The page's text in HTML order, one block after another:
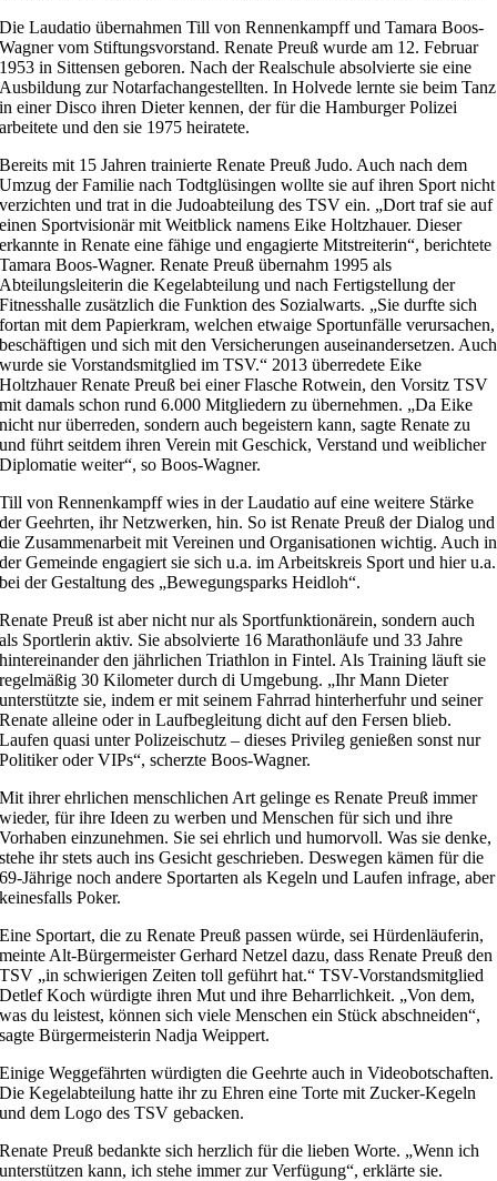
Die Laudatio übernahmen Till von Rennenkampff und Tamara Boos-
Wagner vom Stiftungsvorstand. Renate Preuß wurde am 12. Februar
1953 in Sittensen geboren. Nach der Realschule absolvierte sie eine
Ausbildung zur Notarfachangestellten. In Holvede lernte sie beim Tanz
in einer Disco ihren Dieter kennen, der für die Hamburger Polizei
arbeitete und den sie 1975 heiratete.
Bereits mit 15 Jahren trainierte Renate Preuß Judo. Auch nach dem
Umzug der Familie nach Todtglüsingen wollte sie auf ihren Sport nicht
verzichten und trat in die Judoabteilung des TSV ein. „Dort traf sie auf
einen Sportvisionär mit Weitblick namens Eike Holtzhauer. Dieser
erkannte in Renate eine fähige und engagierte Mitstreiterin“, berichtete
Tamara Boos-Wagner. Renate Preuß übernahm 1995 als
Abteilungsleiterin die Kegelabteilung und nach Fertigstellung der
Fitnesshalle zusätzlich die Funktion des Sozialwarts. „Sie durfte sich
fortan mit dem Papierkram, welchen etwaige Sportunfälle verursachen,
beschäftigen und sich mit den Versicherungen auseinandersetzen. Auch
wurde sie Vorstandsmitglied im TSV.“ 2013 überredete Eike
Holtzhauer Renate Preuß bei einer Flasche Rotwein, den Vorsitz TSV
mit damals schon rund 6.000 Mitgliedern zu übernehmen. „Da Eike
nicht nur überreden, sondern auch begeistern kann, sagte Renate zu
und führt seitdem ihren Verein mit Geschick, Verstand und weiblicher
Diplomatie weiter“, so Boos-Wagner.
Till von Rennenkampff wies in der Laudatio auf eine weitere Stärke
der Geehrten, ihr Netzwerken, hin. So ist Renate Preuß der Dialog und
die Zusammenarbeit mit Vereinen und Organisationen wichtig. Auch in
der Gemeinde engagiert sie sich u.a. im Arbeitskreis Sport und hier u.a.
bei der Gestaltung des „Bewegungsparks Heidloh“.
Renate Preuß ist aber nicht nur als Sportfunktionärein, sondern auch
als Sportlerin aktiv. Sie absolvierte 16 Marathonläufe und 33 Jahre
hintereinander den jährlichen Triathlon in Fintel. Als Training läuft sie
regelmäßig 30 Kilometer durch di Umgebung. „Ihr Mann Dieter
unterstützte sie, indem er mit seinem Fahrrad hinterherfuhr und seiner
Renate alleine oder in Laufbegleitung dicht auf den Fersen blieb.
Laufen quasi unter Polizeischutz – dieses Privileg genießen sonst nur
Politiker oder VIPs“, scherzte Boos-Wagner.
Mit ihrer ehrlichen menschlichen Art gelinge es Renate Preuß immer
wieder, für ihre Ideen zu werben und Menschen für sich und ihre
Vorhaben einzunehmen. Sie sei ehrlich und humorvoll. Was sie denke,
stehe ihr stets auch ins Gesicht geschrieben. Deswegen kämen für die
69-Jährige noch andere Sportarten als Kegeln und Laufen infrage, aber
keinesfalls Poker.
Eine Sportart, die zu Renate Preuß passen würde, sei Hürdenläuferin,
meinte Alt-Bürgermeister Gerhard Netzel dazu, dass Renate Preuß den
TSV „in schwierigen Zeiten toll geführt hat.“ TSV-Vorstandsmitglied
Detlef Koch würdigte ihren Mut und ihre Beharrlichkeit. „Von dem,
was du leistest, können sich viele Menschen ein Stück abschneiden“,
sagte Bürgermeisterin Nadja Weippert.
Einige Weggefährten würdigten die Geehrte auch in Videobotschaften.
Die Kegelabteilung hatte ihr zu Ehren eine Torte mit Zucker-Kegeln
und dem Logo des TSV gebacken.
Renate Preuß bedankte sich herzlich für die lieben Worte. „Wenn ich
unterstützen kann, ich stehe immer zur Verfügung“, erklärte sie.